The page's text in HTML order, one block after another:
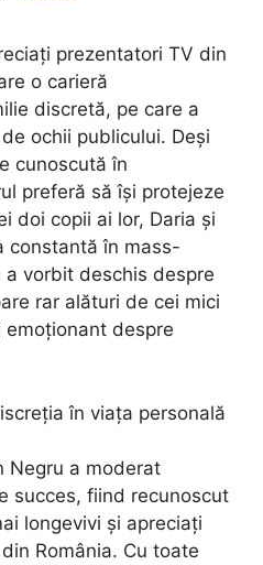
prezentatori TV din
o carieră
discretă, pe care a
ochii publicului. Deși
cunoscută în
preferă să își protejeze
doi copii ai lor, Daria și
constantă în mass-
vorbit deschis despre
rar alături de cei mici
emoționant despre
în viața personală
Negru a moderat
succes, fiind recunoscut
longevivi și apreciați
România. Cu toate